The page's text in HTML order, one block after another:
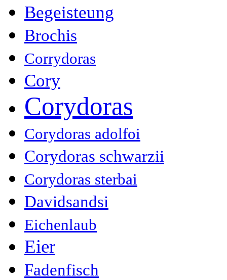
Begeisteung
Brochis
Corrydoras
Cory
Corydoras
Corydoras adolfoi
Corydoras schwarzii
Corydoras sterbai
Davidsandsi
Eichenlaub
Eier
Fadenfisch